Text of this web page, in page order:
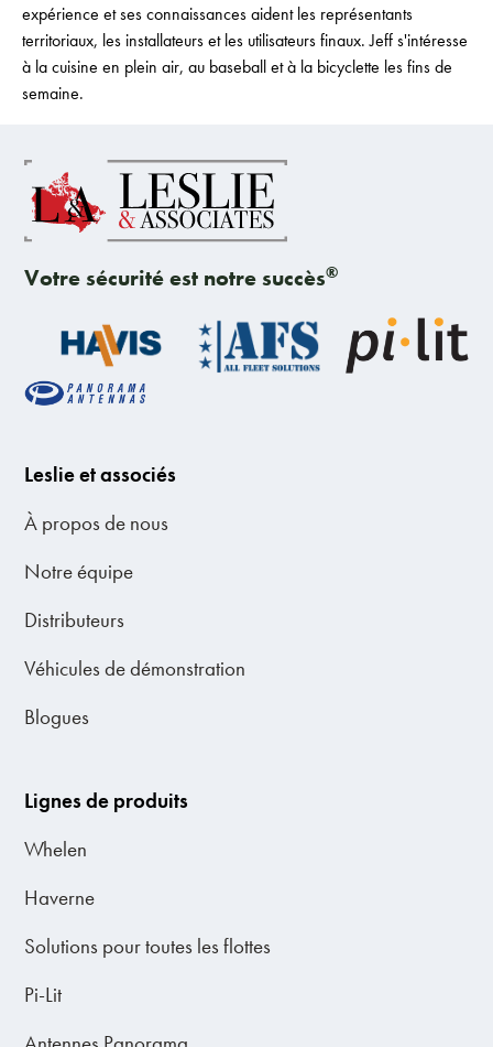
expérience et ses connaissances aident les représentants
territoriaux, les installateurs et les utilisateurs finaux. Jeff s'intéresse
à la cuisine en plein air, au baseball et à la bicyclette les fins de
semaine.
Votre sécurité est notre succès®
Leslie et associés
À propos de nous
Notre équipe
Distributeurs
Véhicules de démonstration
Blogues
Lignes de produits
Whelen
Haverne
Solutions pour toutes les flottes
Pi-Lit